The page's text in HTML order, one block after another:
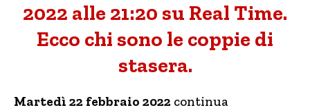
2022 alle 21:20 su Real Time.
Ecco chi sono le coppie di
stasera.
Martedì 22 febbraio 2022 continua